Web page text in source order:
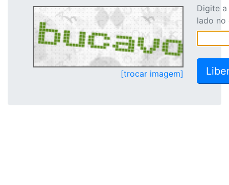
[trocar imagem]
Digite
lado no